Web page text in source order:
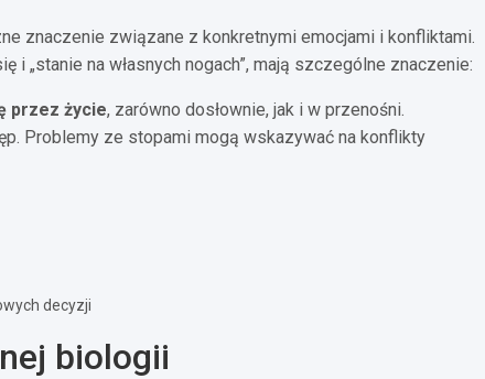
znaczenie związane z konkretnymi emocjami i konfliktami.
i „stanie na własnych nogach”, mają szczególne znaczenie:
przez życie, zarówno dosłownie, jak i w przenośni.
Problemy ze stopami mogą wskazywać na konflikty
decyzji
biologii